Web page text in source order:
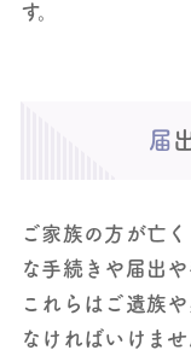
す。
ご家族の方が亡
な手続きや届出
これらはご遺族
なければいけま